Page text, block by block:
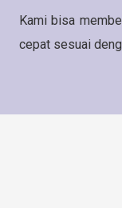
Kami bisa
cepat sesuai